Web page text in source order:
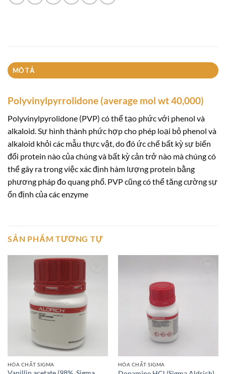
MÔ TẢ
Polyvinylpyrrolidone (average mol wt 40,000)
Polyvinylpyrolidone (PVP) có thể tạo phức với phenol và
alkaloid. Sự hình thành phức hợp cho phép loại bỏ phenol và
alkaloid khỏi các mẫu thực vật, do đó ức chế bất kỳ sự biến
đổi protein nào của chúng và bất kỳ cản trở nào mà chúng có
thể gây ra trong việc xác định hàm lượng protein bằng
phương pháp đo quang phổ. PVP cũng có thể tăng cường sự
ổn định của các enzyme
SẢN PHẨM TƯƠNG TỰ
Add to
HÓA CHẤT SIGMA HÓA CHẤT SIGMA